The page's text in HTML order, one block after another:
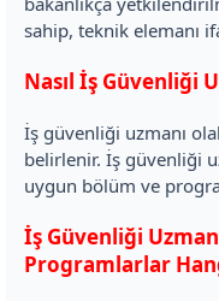
sahip, teknik elemanı
Nasıl İş Güvenliği
İş güvenliği uzmanı
belirlenir. İş güvenliği
uygun bölüm ve
İş Güvenliği
Programlarlar